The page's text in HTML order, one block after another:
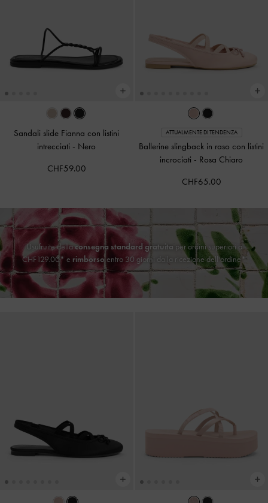
Sandali slide Fianna con listini
intrecciati - Nero
CHF59.00
ATTUALMENTE DI TENDENZA
Ballerine slingback in raso con listini
incrociati - Rosa Chiaro
CHF65.00
Usufruite dellaconsegna standard gratuita per ordini superiori a
CHF129.00* e rimborso entro 30 giorni dalla ricezione dell'ordine*